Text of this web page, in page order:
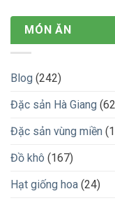
MÓN ĂN
Blog (242)
Đặc sản Hà Giang
Đặc sản vùng miền
Đồ khô (167)
Hạt giống hoa (24)